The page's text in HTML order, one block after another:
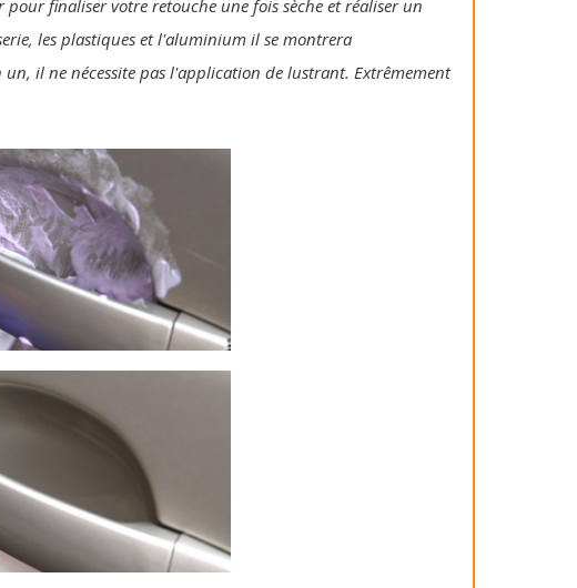
finaliser votre retouche une fois sèche et réaliser un
les plastiques et l'aluminium il se montrera
il ne nécessite pas l'application de lustrant. Extrêmement